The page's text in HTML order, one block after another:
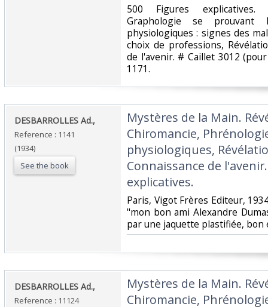
‎500 Figures explicatives.
Graphologie se
physiologiques : signes des
choix de professions,
de l'avenir. # Caillet 3012
1171.‎
‎DESBARROLLES Ad.,‎
Reference : 1141
(1934)
See the book
‎Mystères de la Main.
Chiromancie,
physiologiques,
Connaissance de
explicatives.‎
‎Paris, Vigot Frères Editeur,
"mon bon ami Alexandre
par une jaquette plastifiée,
‎DESBARROLLES Ad.,‎
Reference : 11124
‎Mystères de la Main.
Chiromancie,